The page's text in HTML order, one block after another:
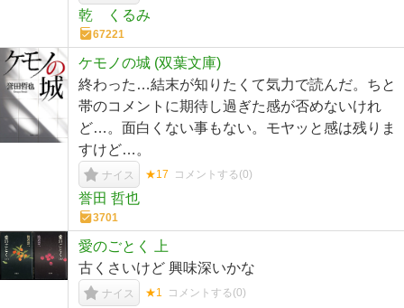
乾 くるみ
67221
ケモノの城 (双葉文庫)
終わった…結末が知りたくて気力で読んだ。ちと
帯のコメントに期待し過ぎた感が否めないけれ
ど…。面白くない事もない。モヤッと感は残りま
すけど…。
ナイス ★17 コメントする(0)
誉田 哲也
3701
愛のごとく 上
古くさいけど 興味深いかな
ナイス ★1 コメントする(0)